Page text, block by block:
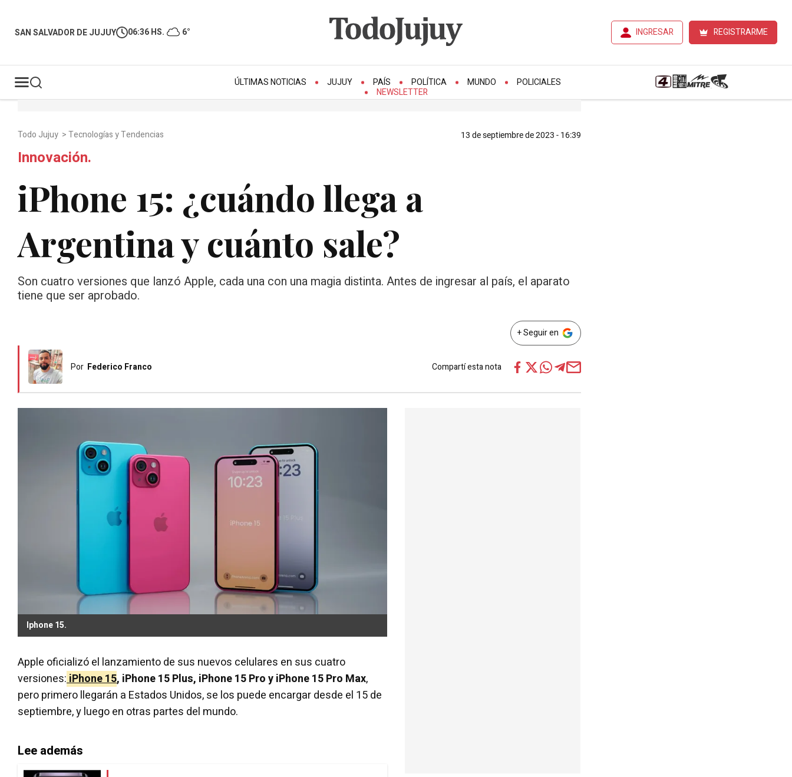
SAN SALVADOR DE JUJUY 06:36 HS. 6° INGRESAR REGISTRARME
ÚLTIMAS NOTICIAS JUJUY PAÍS POLÍTICA MUNDO
POLICIALES
NEWSLETTER
Todo Jujuy >Tecnologías y Tendencias 13 de septiembre de 2023 - 16:39
Innovación.
iPhone 15: ¿cuándo llega a
Argentina y cuánto sale?
Son cuatro versiones que lanzó Apple, cada una con una magia distinta. Antes de ingresar al país, el aparato
tiene que ser aprobado.
+ Seguir en
Por Federico Franco Compartí esta nota
Iphone 15.
Apple oficializó el lanzamiento de sus nuevos celulares en sus cuatro
versiones:iPhone 15, iPhone 15 Plus, iPhone 15 Pro y iPhone 15 Pro Max,
pero primero llegarán a Estados Unidos, se los puede encargar desde el 15 de
septiembre, y luego en otras partes del mundo.
Lee además